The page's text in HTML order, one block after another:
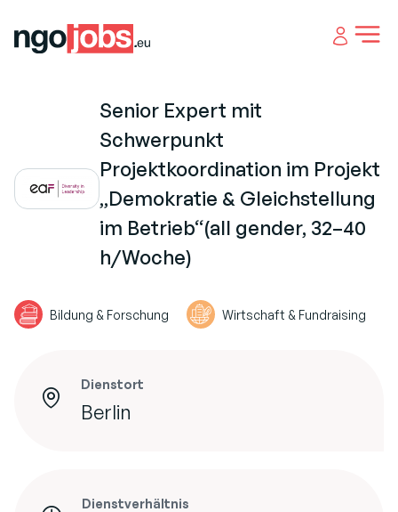
Open
Senior Expert mit
Schwerpunkt
Projektkoordination im Projekt
„Demokratie & Gleichstellung
im Betrieb“(all gender, 32–40
h/Woche)
Bildung & Forschung Wirtschaft & Fundraising
Dienstort
Berlin
Dienstverhältnis